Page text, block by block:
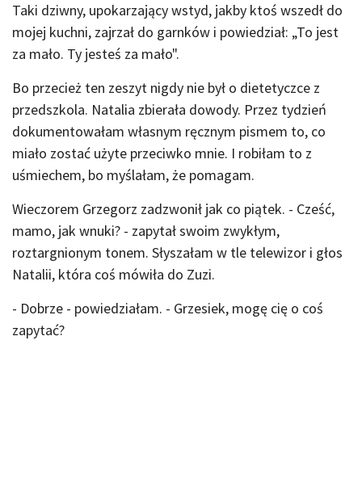
Taki dziwny, upokarzający wstyd, jakby ktoś wszedł do
mojej kuchni, zajrzał do garnków i powiedział: „To jest
za mało. Ty jesteś za mało".
Bo przecież ten zeszyt nigdy nie był o dietetyczce z
przedszkola. Natalia zbierała dowody. Przez tydzień
dokumentowałam własnym ręcznym pismem to, co
miało zostać użyte przeciwko mnie. I robiłam to z
uśmiechem, bo myślałam, że pomagam.
Wieczorem Grzegorz zadzwonił jak co piątek. - Cześć,
mamo, jak wnuki? - zapytał swoim zwykłym,
roztargnionym tonem. Słyszałam w tle telewizor i głos
Natalii, która coś mówiła do Zuzi.
- Dobrze - powiedziałam. - Grzesiek, mogę cię o coś
zapytać?